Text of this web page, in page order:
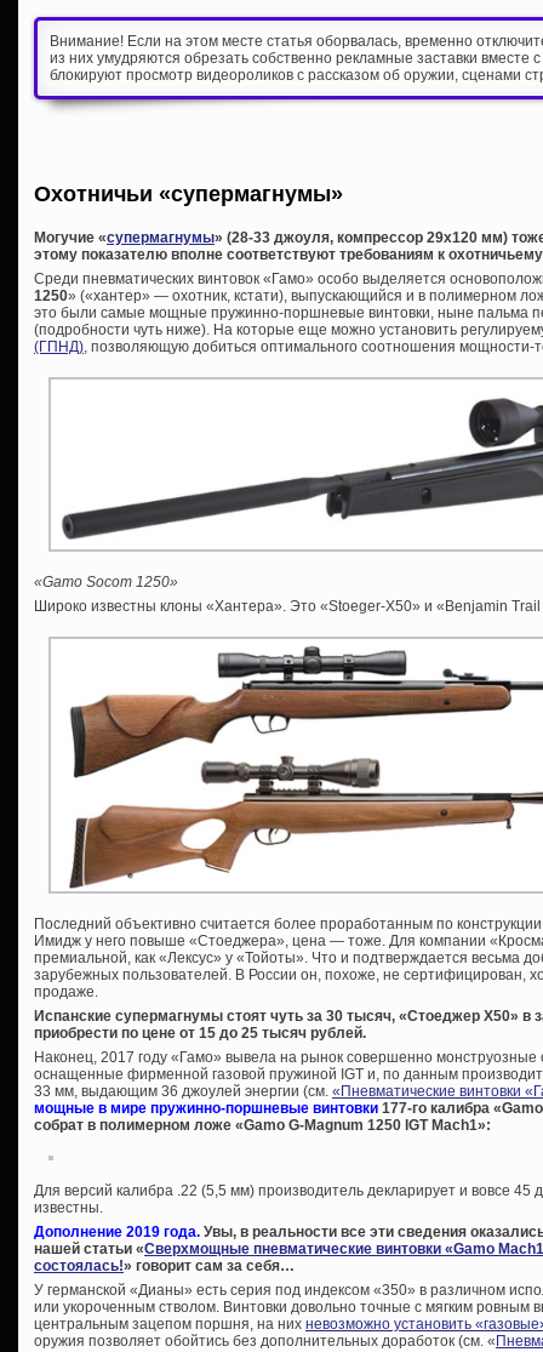
Внимание! Если на этом месте статья оборвалась, временно
из них умудряются обрезать собственно рекламные заставки вместе
блокируют просмотр видеороликов с рассказом об оружии, сценами
Охотничьи «супермагнумы»
Могучие «супермагнумы» (28-33 джоуля, компрессор 29х120 мм)
этому показателю вполне соответствуют требованиям к
Среди пневматических винтовок «Гамо» особо выделяется
1250» («хантер» — охотник, кстати), выпускающийся и в полимерном
это были самые мощные пружинно-поршневые винтовки, ныне пальма
(подробности чуть ниже). На которые еще можно установить
(ГПНД), позволяющую добиться оптимального соотношения мощности-
«Gamo Socom 1250»
Широко известны клоны «Хантера». Это «Stoeger-X50» и «Benjamin
Последний объективно считается более проработанным по
Имидж у него повыше «Стоеджера», цена — тоже. Для компании
премиальной, как «Лексус» у «Тойоты». Что и подтверждается весьма
зарубежных пользователей. В России он, похоже, не сертифицирован,
продаже.
Испанские супермагнумы стоят чуть за 30 тысяч, «Стоеджер Х50»
приобрести по цене от 15 до 25 тысяч рублей.
Наконец, 2017 году «Гамо» вывела на рынок совершенно
оснащенные фирменной газовой пружиной IGT и, по данным
33 мм, выдающим 36 джоулей энергии (см. «Пневматические винтовки
мощные в мире пружинно-поршневые винтовки 177-го калибра
собрат в полимерном ложе «Gamo G-Magnum 1250 IGT Mach1»:
Для версий калибра .22 (5,5 мм) производитель декларирует и вовсе 45
известны.
Дополнение 2019 года. Увы, в реальности все эти сведения
нашей статьи «Сверхмощные пневматические винтовки «Gamo
состоялась!» говорит сам за себя…
У германской «Дианы» есть серия под индексом «350» в различном
или укороченным стволом. Винтовки довольно точные с мягким ровным
центральным зацепом поршня, на них невозможно установить
оружия позволяет обойтись без дополнительных доработок (см. «